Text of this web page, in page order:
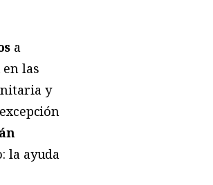
a
las
y
la ayuda